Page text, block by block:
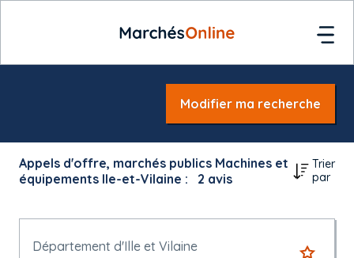
Modifier ma recherche
Appels d'offre, marchés publics Machines et
équipements Ile-et-Vilaine :
2 avis
Trier
par
Département d'Ille et Vilaine